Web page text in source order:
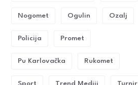
Nogomet Ogulin Ozalj
Policija Promet
Pu Karlovačka Rukomet
Sport Trend Mediji Turnir